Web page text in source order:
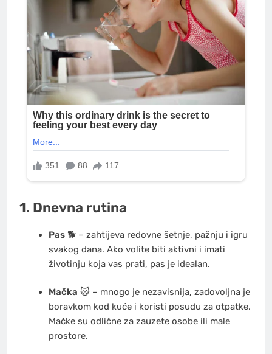
1. Dnevna rutina
Pas🐕 – zahtijeva redovne šetnje, pažnju i igru
svakog dana. Ako volite biti aktivni i imati
životinju koja vas prati, pas je idealan.
Mačka 😺 – mnogo je nezavisnija, zadovoljna je
boravkom kod kuće i koristi posudu za otpatke.
Mačke su odlične za zauzete osobe ili male
prostore.